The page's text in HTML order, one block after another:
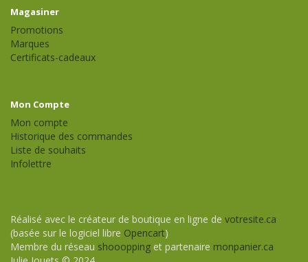
Magasiner
Promotions
Marques
Certificats-cadeaux
Mon Compte
Mon compte
Historique des commandes
Liste de souhaits
Infolettre
Réalisé avec le créateur de boutique en ligne de votresite.ca
(basée sur le logiciel libre Opencart)
Membre du réseau shooopping et partenaire monpanier.ca